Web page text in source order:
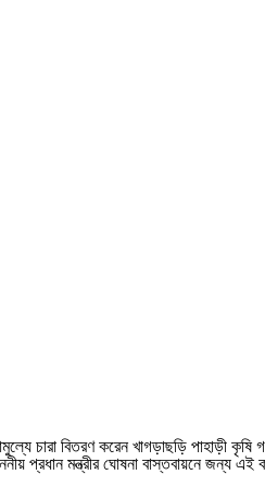
বিতরণ করেন খাগড়াছড়ি পাহাড়ী কৃষি
প্রধান মন্ত্রীর ঘোষনা বাস্তবায়নে জন্য